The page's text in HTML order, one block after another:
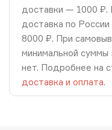
доставки — 1000 ₽.
доставка по России
8000 ₽. При
минимальной суммы
нет. Подробнее на
доставка и оплата.